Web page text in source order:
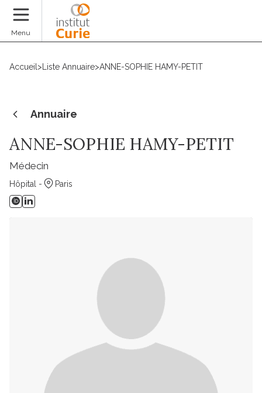
Menu
Accueil > Liste Annuaire>ANNE-SOPHIE HAMY-PETIT
Annuaire
ANNE-SOPHIE HAMY-PETIT
Médecin
Hôpital - Paris